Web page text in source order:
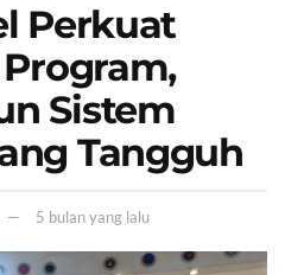
Perkuat
Sistem
Tangguh
5 bulan yang lalu